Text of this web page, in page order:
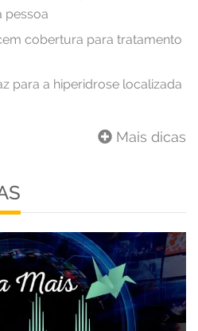
pessoa
cobertura para tratamento
para a hiperidrose localizada
Mais dicas